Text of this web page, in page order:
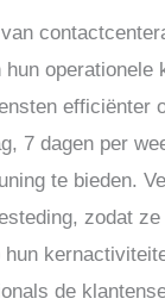
hun operationele
efficiënter
7 dagen per
te bieden.
zodat
de